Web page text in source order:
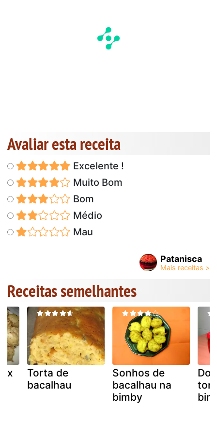
Avaliar esta receita
Excelente !
Muito Bom
Bom
Médio
Mau
Patanisca
Receitas semelhantes
Torta de
bacalhau
Sonhos de
bacalhau na
bimby